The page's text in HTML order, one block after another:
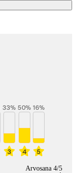
3
33%
4
50%
5
16%
Arvosana 4/5